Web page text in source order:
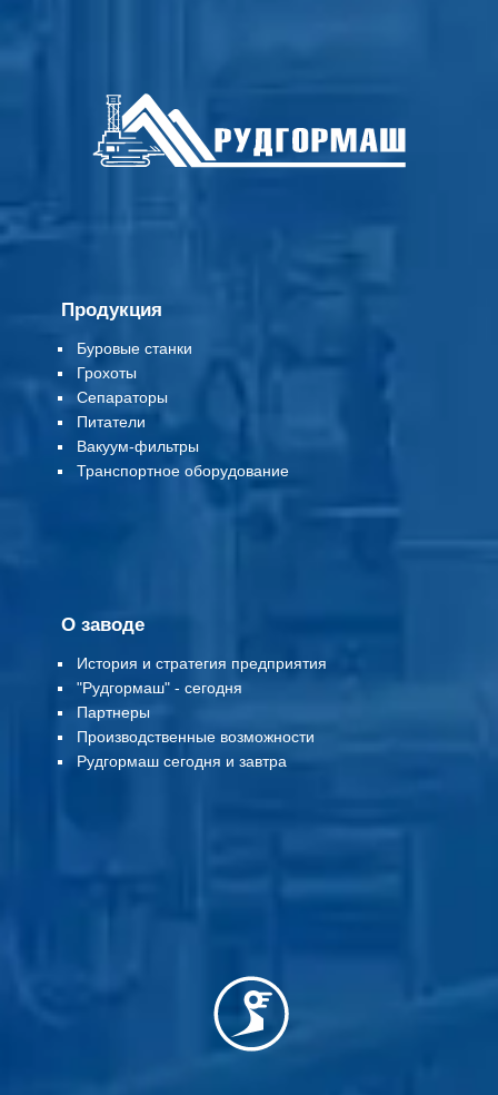
Продукция
Буровые станки
Грохоты
Сепараторы
Питатели
Вакуум-фильтры
Транспортное оборудование
О заводе
История и стратегия предприятия
"Рудгормаш" - сегодня
Партнеры
Производственные возможности
Рудгормаш сегодня и завтра